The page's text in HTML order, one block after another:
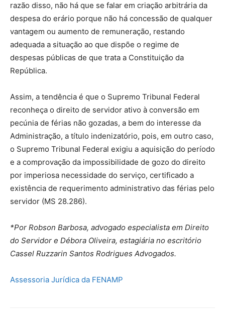
razão disso, não há que se falar em criação arbitrária da
despesa do erário porque não há concessão de qualquer
vantagem ou aumento de remuneração, restando
adequada a situação ao que dispõe o regime de
despesas públicas de que trata a Constituição da
República.
Assim, a tendência é que o Supremo Tribunal Federal
reconheça o direito de servidor ativo à conversão em
pecúnia de férias não gozadas, a bem do interesse da
Administração, a título indenizatório, pois, em outro caso,
o Supremo Tribunal Federal exigiu a aquisição do período
e a comprovação da impossibilidade de gozo do direito
por imperiosa necessidade do serviço, certificado a
existência de requerimento administrativo das férias pelo
servidor (MS 28.286).
*Por Robson Barbosa, advogado especialista em Direito
do Servidor e Débora Oliveira, estagiária no escritório
Cassel Ruzzarin Santos Rodrigues Advogados.
Assessoria Jurídica da FENAMP